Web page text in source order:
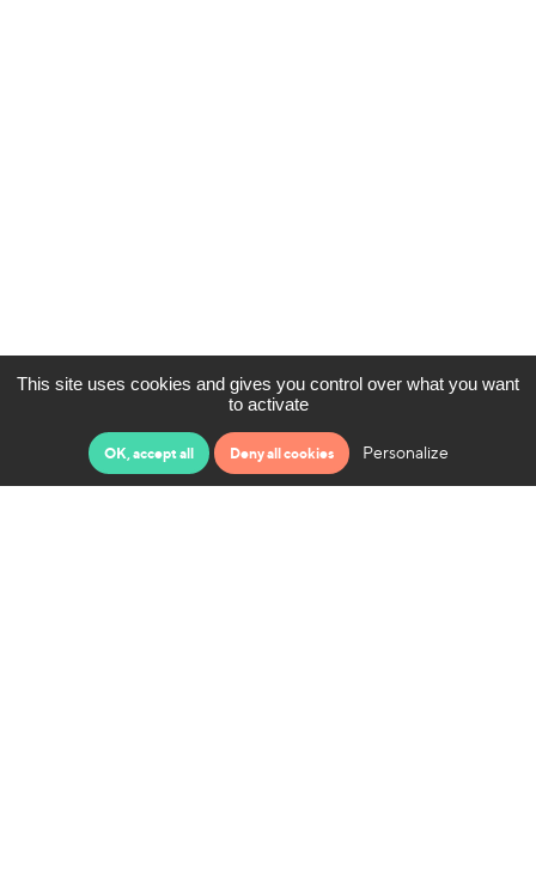
This site uses cookies and gives you control over what you want
to activate
OK, accept all Deny all cookies Personalize